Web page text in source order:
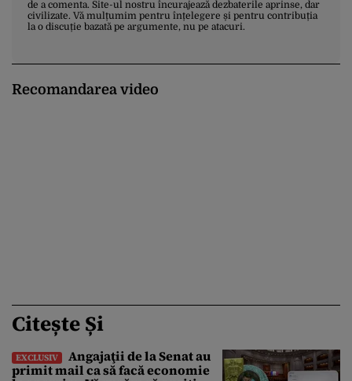
de a comenta. Site-ul nostru încurajează dezbaterile aprinse, dar
civilizate. Vă mulțumim pentru înțelegere și pentru contribuția
la o discuție bazată pe argumente, nu pe atacuri.
Recomandarea video
Citește Și
EXCLUSIV
Angajaţii de la Senat au
primit mail ca să facă economie